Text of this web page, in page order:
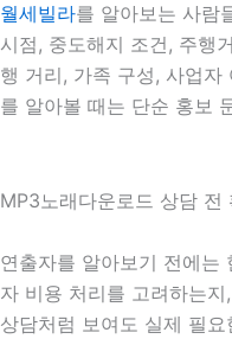
월세빌라를 알아보는 사람
시점, 중도해지 조건, 주행
행 거리, 가족 구성, 사업
를 알아볼 때는 단순 홍보
MP3노래다운로드 상담 전
연출자를 알아보기 전에
자 비용 처리를 고려하는
상담처럼 보여도 실제 필